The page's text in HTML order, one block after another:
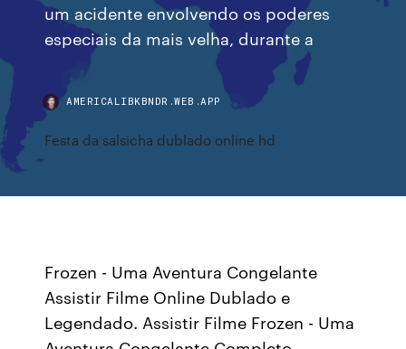
um acidente envolvendo os poderes
especiais da mais velha, durante a
AMERICALIBKBNDR.WEB.APP
Festa da salsicha dublado online hd
Frozen - Uma Aventura Congelante
Assistir Filme Online Dublado e
Legendado. Assistir Filme Frozen - Uma